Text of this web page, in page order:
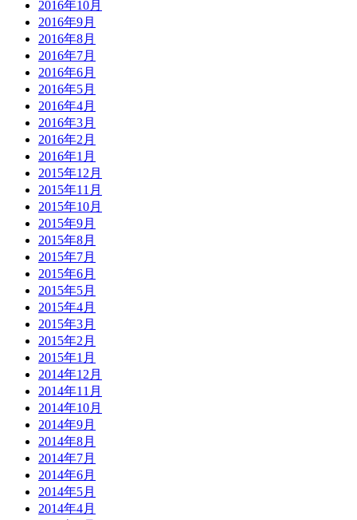
2016年10月
2016年9月
2016年8月
2016年7月
2016年6月
2016年5月
2016年4月
2016年3月
2016年2月
2016年1月
2015年12月
2015年11月
2015年10月
2015年9月
2015年8月
2015年7月
2015年6月
2015年5月
2015年4月
2015年3月
2015年2月
2015年1月
2014年12月
2014年11月
2014年10月
2014年9月
2014年8月
2014年7月
2014年6月
2014年5月
2014年4月